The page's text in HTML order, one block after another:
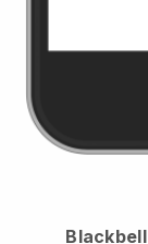
Blackbell